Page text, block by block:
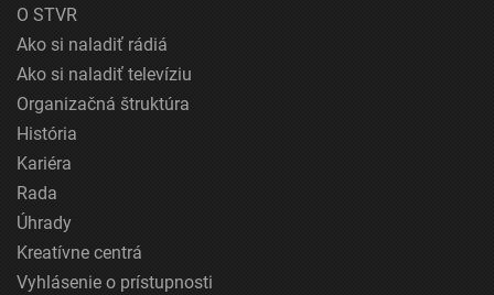
O STVR
Ako si naladiť rádiá
Ako si naladiť televíziu
Organizačná štruktúra
História
Kariéra
Rada
Úhrady
Kreatívne centrá
Vyhlásenie o prístupnosti